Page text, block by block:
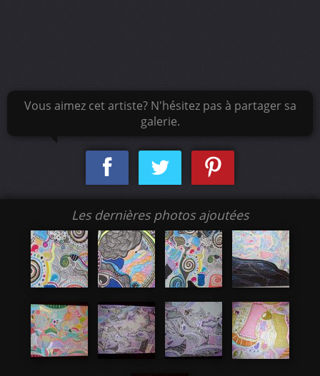
Vous aimez cet artiste? N'hésitez pas à partager sa
galerie.
Les dernières photos ajoutées